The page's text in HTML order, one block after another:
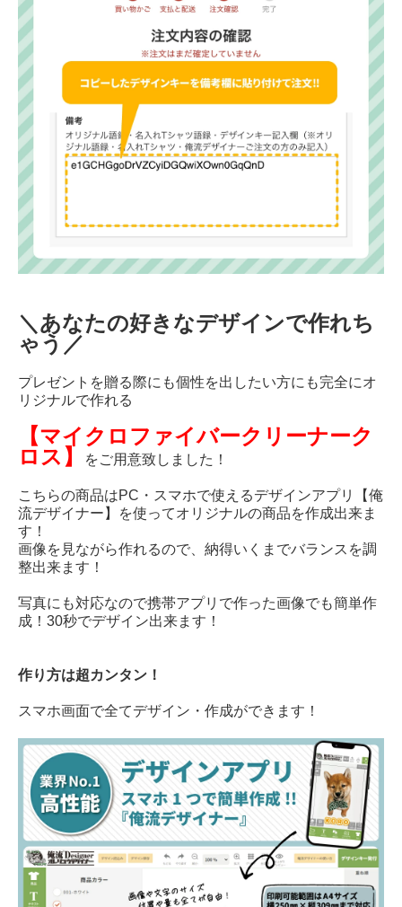
＼あなたの好きなデザインで作れち
ゃう／
プレゼントを贈る際にも個性を出したい方にも完全にオ
リジナルで作れる
【マイクロファイバークリーナーク
ロス】
をご用意致しました！
こちらの商品はPC・スマホで使えるデザインアプリ【俺
流デザイナー】を使ってオリジナルの商品を作成出来ま
す！
画像を見ながら作れるので、納得いくまでバランスを調
整出来ます！
写真にも対応なので携帯アプリで作った画像でも簡単作
成！30秒でデザイン出来ます！
作り方は超カンタン！
スマホ画面で全てデザイン・作成ができます！